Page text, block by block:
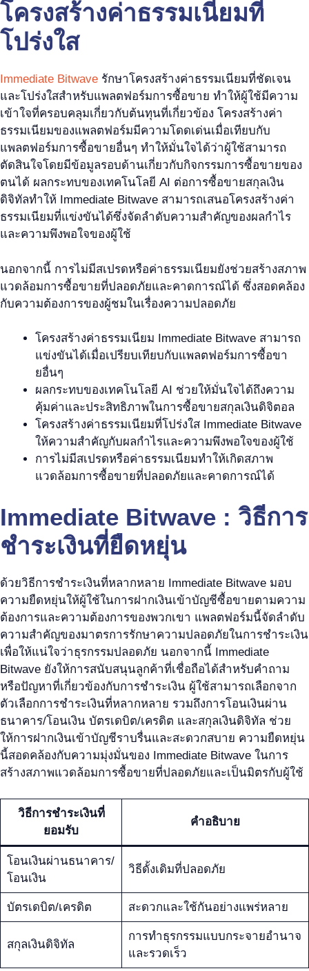
โครงสร้างค่าธรรมเนียมที่
โปร่งใส
Immediate Bitwave รักษาโครงสร้างค่าธรรมเนียมที่ชัดเจน
และโปร่งใสสำหรับแพลตฟอร์มการซื้อขาย ทำให้ผู้ใช้มีความ
เข้าใจที่ครอบคลุมเกี่ยวกับต้นทุนที่เกี่ยวข้อง โครงสร้างค่า
ธรรมเนียมของแพลตฟอร์มมีความโดดเด่นเมื่อเทียบกับ
แพลตฟอร์มการซื้อขายอื่นๆ ทำให้มั่นใจได้ว่าผู้ใช้สามารถ
ตัดสินใจโดยมีข้อมูลรอบด้านเกี่ยวกับกิจกรรมการซื้อขายของ
ตนได้ ผลกระทบของเทคโนโลยี AI ต่อการซื้อขายสกุลเงิน
ดิจิทัลทำให้ Immediate Bitwave สามารถเสนอโครงสร้างค่า
ธรรมเนียมที่แข่งขันได้ซึ่งจัดลำดับความสำคัญของผลกำไร
และความพึงพอใจของผู้ใช้
นอกจากนี้ การไม่มีสเปรดหรือค่าธรรมเนียมยังช่วยสร้างสภาพ
แวดล้อมการซื้อขายที่ปลอดภัยและคาดการณ์ได้ ซึ่งสอดคล้อง
กับความต้องการของผู้ชมในเรื่องความปลอดภัย
โครงสร้างค่าธรรมเนียม Immediate Bitwave สามารถ
แข่งขันได้เมื่อเปรียบเทียบกับแพลตฟอร์มการซื้อขา
ยอื่นๆ
ผลกระทบของเทคโนโลยี AI ช่วยให้มั่นใจได้ถึงความ
คุ้มค่าและประสิทธิภาพในการซื้อขายสกุลเงินดิจิตอล
โครงสร้างค่าธรรมเนียมที่โปร่งใส Immediate Bitwave
ให้ความสำคัญกับผลกำไรและความพึงพอใจของผู้ใช้
การไม่มีสเปรดหรือค่าธรรมเนียมทำให้เกิดสภาพ
แวดล้อมการซื้อขายที่ปลอดภัยและคาดการณ์ได้
Immediate Bitwave : วิธีการ
ชำระเงินที่ยืดหยุ่น
ด้วยวิธีการชำระเงินที่หลากหลาย Immediate Bitwave มอบ
ความยืดหยุ่นให้ผู้ใช้ในการฝากเงินเข้าบัญชีซื้อขายตามความ
ต้องการและความต้องการของพวกเขา แพลตฟอร์มนี้จัดลำดับ
ความสำคัญของมาตรการรักษาความปลอดภัยในการชำระเงิน
เพื่อให้แน่ใจว่าธุรกรรมปลอดภัย นอกจากนี้ Immediate
Bitwave ยังให้การสนับสนุนลูกค้าที่เชื่อถือได้สำหรับคำถาม
หรือปัญหาที่เกี่ยวข้องกับการชำระเงิน ผู้ใช้สามารถเลือกจาก
ตัวเลือกการชำระเงินที่หลากหลาย รวมถึงการโอนเงินผ่าน
ธนาคาร/โอนเงิน บัตรเดบิต/เครดิต และสกุลเงินดิจิทัล ช่วย
ให้การฝากเงินเข้าบัญชีราบรื่นและสะดวกสบาย ความยืดหยุ่น
นี้สอดคล้องกับความมุ่งมั่นของ Immediate Bitwave ในการ
สร้างสภาพแวดล้อมการซื้อขายที่ปลอดภัยและเป็นมิตรกับผู้ใช้
วิธีการชำระเงินที่
ยอมรับ
คำอธิบาย
โอนเงินผ่านธนาคาร/
โอนเงิน
วิธีดั้งเดิมที่ปลอดภัย
บัตรเดบิต/เครดิต สะดวกและใช้กันอย่างแพร่หลาย
สกุลเงินดิจิทัล
การทำธุรกรรมแบบกระจายอำนาจ
และรวดเร็ว